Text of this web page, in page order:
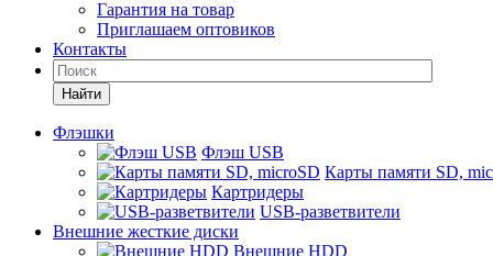
Гарантия на товар
Приглашаем оптовиков
Контакты
Найти
Флэшки
Флэш USB
Карты памяти SD,
Картридеры
USB-разветвители
Внешние жесткие диски
Внешние HDD